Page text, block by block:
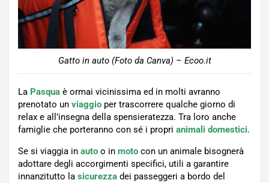
Gatto in auto (Foto da Canva) – Ecoo.it
La Pasqua è ormai vicinissima ed in molti avranno
prenotato un viaggio per trascorrere qualche giorno di
relax e all’insegna della spensieratezza. Tra loro anche
famiglie che porteranno con sé i propri animali domestici.
Se si viaggia in auto o in moto con un animale bisognerà
adottare degli accorgimenti specifici, utili a garantire
innanzitutto la sicurezza dei passeggeri a bordo del